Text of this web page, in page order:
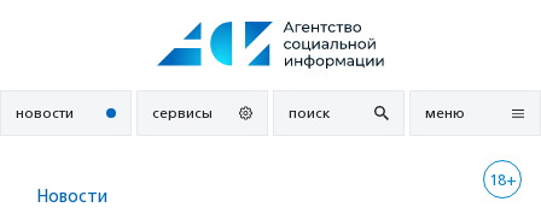
новости сервисы поиск меню
18+
Новости